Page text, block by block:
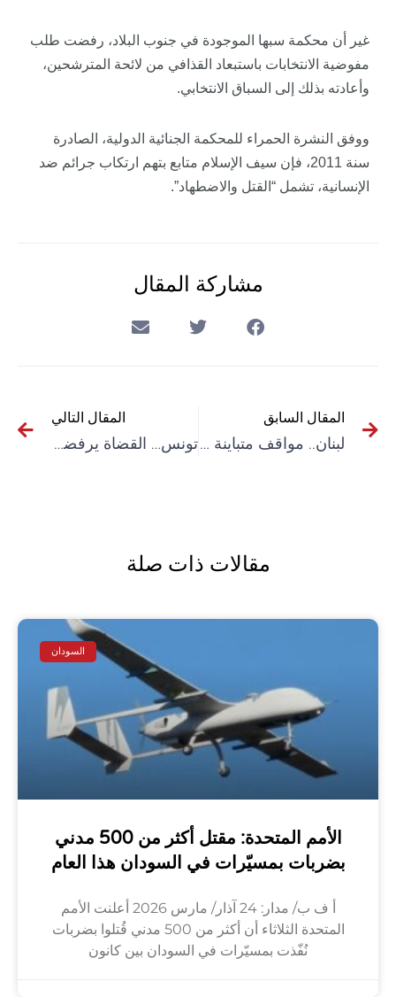
غير أن محكمة سبها الموجودة في جنوب البلاد، رفضت طلب
مفوضية الانتخابات باستبعاد القذافي من لائحة المترشحين،
وأعادته بذلك إلى السباق الانتخابي.
ووفق النشرة الحمراء للمحكمة الجنائية الدولية، الصادرة
سنة 2011، فإن سيف الإسلام متابع بتهم ارتكاب جرائم ضد
الإنسانية، تشمل “القتل والاضطهاد”.
مشاركة المقال
المقال السابق
لبنان.. مواقف متباينة حول قرار يسمح للفلسطينيين بمزاولة مهن حُظرت عليهم سابقاً
المقال التالي
تونس… القضاة يرفضون تصريحات قيس سعيد ويتمسكون باستقلالية القضاء
مقالات ذات صلة
السودان
الأمم المتحدة: مقتل أكثر من 500 مدني
بضربات بمسيّرات في السودان هذا العام
أ ف ب/ مدار: 24 آذار/ مارس 2026 أعلنت الأمم
المتحدة الثلاثاء أن أكثر من 500 مدني قُتلوا بضربات
نُفّذت بمسيّرات في السودان بين كانون